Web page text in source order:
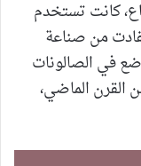
كانت تستخدم
من صناعة
في الصالونات
القرن الماضي،